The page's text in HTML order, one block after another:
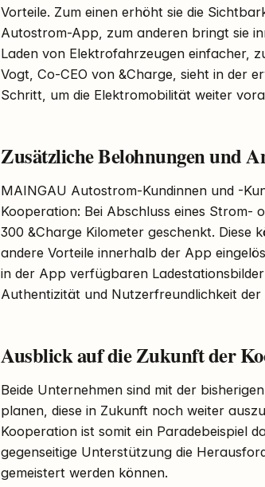
Vorteile. Zum einen erhöht sie die
Autostrom-App, zum anderen bringt sie
Laden von Elektrofahrzeugen einfacher,
Vogt, Co-CEO von &Charge, sieht in der
Schritt, um die Elektromobilität weiter
Zusätzliche Belohnungen und
MAINGAU Autostrom-Kundinnen und -
Kooperation: Bei Abschluss eines Strom-
300 &Charge Kilometer geschenkt. Diese
andere Vorteile innerhalb der App
in der App verfügbaren
Authentizität und Nutzerfreundlichkeit
Ausblick auf die Zukunft der
Beide Unternehmen sind mit der
planen, diese in Zukunft noch weiter
Kooperation ist somit ein Paradebeispiel
gegenseitige Unterstützung die
gemeistert werden können.